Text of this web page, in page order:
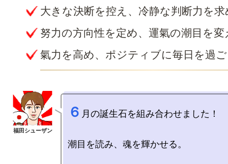
大きな決断を控え、冷静な判断力を
努力の方向性を定め、運氣の潮目を
氣力を高め、ポジティブに毎日を過
６ 月の誕生石を組み合わせました！
潮目を読み、魂を輝かせる。